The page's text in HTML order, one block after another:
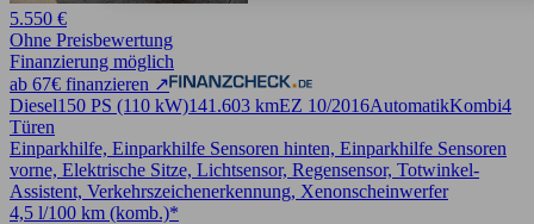
5.550 €
Ohne Preisbewertung
Finanzierung möglich
ab 67€ finanzieren ↗
Diesel150 PS (110 kW)141.603 kmEZ 10/2016AutomatikKombi4
Türen
Einparkhilfe, Einparkhilfe Sensoren hinten, Einparkhilfe Sensoren
vorne, Elektrische Sitze, Lichtsensor, Regensensor, Totwinkel-
Assistent, Verkehrszeichenerkennung, Xenonscheinwerfer
4,5 l/100 km (komb.)*